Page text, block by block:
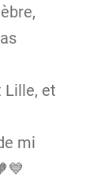
Lille, et
mi